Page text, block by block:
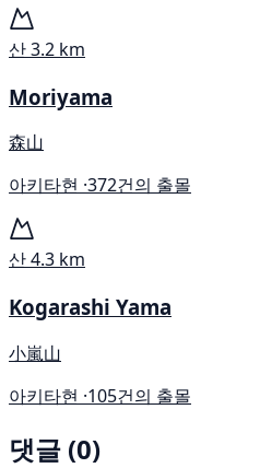
산3.2 km
Moriyama
森山
아키타현 ·372건의 출몰
산4.3 km
Kogarashi Yama
小嵐山
아키타현 ·105건의 출몰
댓글 (0)